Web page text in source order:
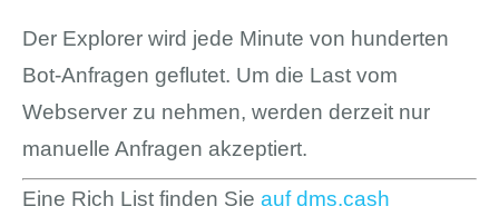
Der Explorer wird jede Minute von hunderten
Bot-Anfragen geflutet. Um die Last vom
Webserver zu nehmen, werden derzeit nur
manuelle Anfragen akzeptiert.
Eine Rich List finden Sie auf dms.cash